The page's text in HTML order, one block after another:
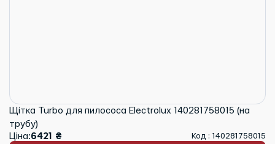
Щітка Turbo для пилососа Electrolux 140281758015 (на
трубу)
Ціна:6421 ₴ Код : 140281758015